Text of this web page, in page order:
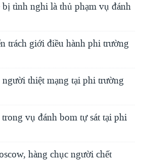
bị tình nghi là thủ phạm vụ đánh
trách giới điều hành phi trường
thiệt mạng tại phi trường
vụ đánh bom tự sát tại phi
hàng chục người chết